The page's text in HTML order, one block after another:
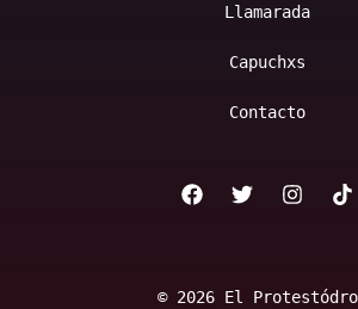
Llamarada
Capuchxs
Contacto
© 2026 El